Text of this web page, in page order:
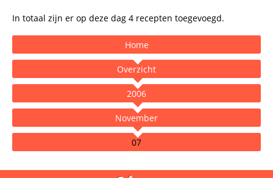
In totaal zijn er op deze dag 4 recepten toegevoegd.
Home
Overzicht
2006
November
07
- Advertentie - powered by